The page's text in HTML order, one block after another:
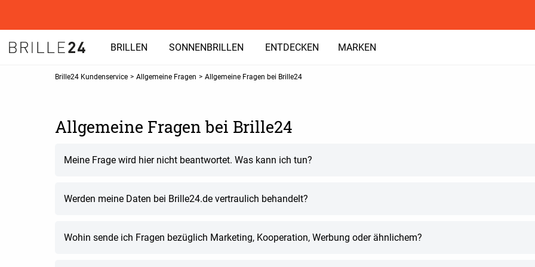
BRILLEN SONNENBRILLEN ENTDECKEN MARKEN
Brille24 Kundenservice > Allgemeine Fragen > Allgemeine Fragen bei Brille24
Allgemeine Fragen bei Brille24
Meine Frage wird hier nicht beantwortet. Was kann ich tun?
Werden meine Daten bei Brille24.de vertraulich behandelt?
Wohin sende ich Fragen bezüglich Marketing, Kooperation, Werbung oder ähnlichem?